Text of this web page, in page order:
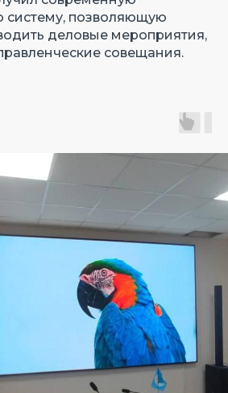
систему, позволяющую
деловые мероприятия,
совещания.